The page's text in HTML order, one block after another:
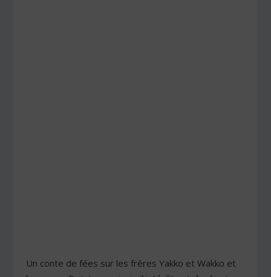
Un conte de fées sur les frères Yakko et Wakko et